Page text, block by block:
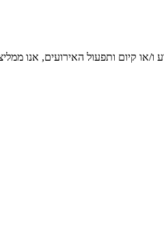
או קיום ותפעול האירועים, אנו